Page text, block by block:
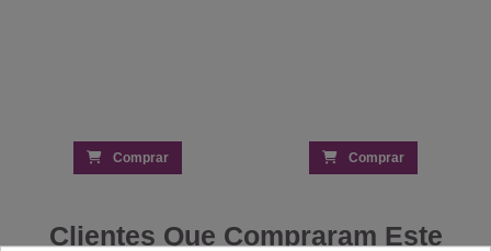
Comprar Comprar
Clientes Que Compraram Este